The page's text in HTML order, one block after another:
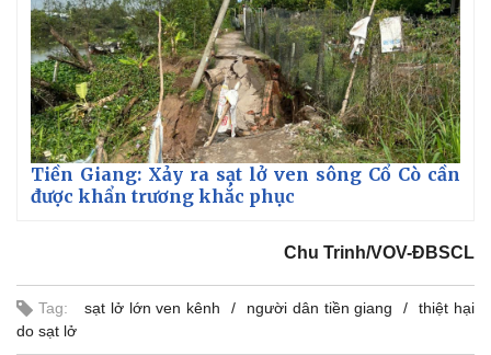
Tiền Giang: Xảy ra sạt lở ven sông Cổ Cò cần
được khẩn trương khắc phục
Chu Trinh/VOV-ĐBSCL
Tag: sạt lở lớn ven kênh người dân tiền giang
thiệt hại
do sạt lở